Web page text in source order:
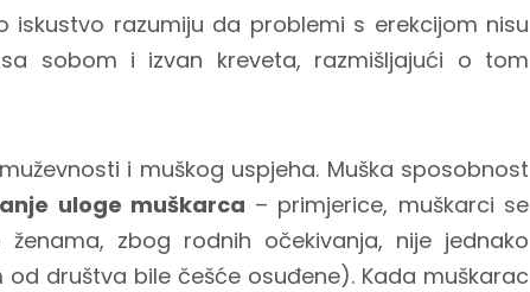
iskustvo razumiju da problemi s erekcijom nisu
sobom i izvan kreveta, razmišljajući o tom
i muškog uspjeha. Muška sposobnost
uloge muškarca – primjerice, muškarci se
zbog rodnih očekivanja, nije jednako
društva bile češće osuđene). Kada muškarac